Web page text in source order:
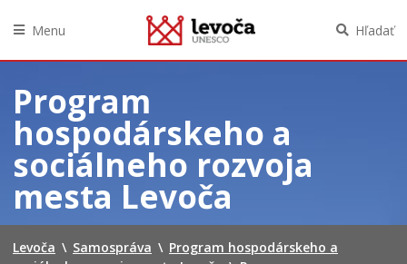
obsah
Menu Hľadať
Program
hospodárskeho a
sociálneho rozvoja
mesta Levoča
Levoča \ Samospráva \ Program hospodárskeho a